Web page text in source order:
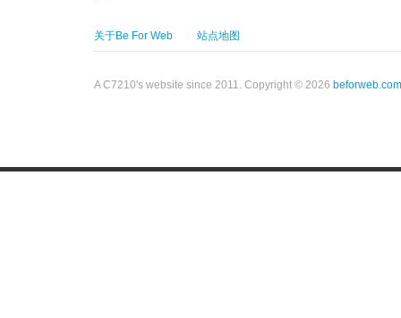
关于Be For Web 站点地图
A C7210's website since 2011. Copyright © 2026 beforweb.com